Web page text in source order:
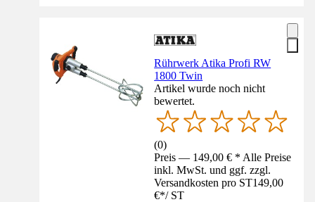
Rührwerk Atika Profi RW
1800 Twin
Artikel wurde noch nicht
bewertet.
(0)
Preis — 149,00 € * Alle Preise
inkl. MwSt. und ggf. zzgl.
Versandkosten pro ST149,00
€*/ ST